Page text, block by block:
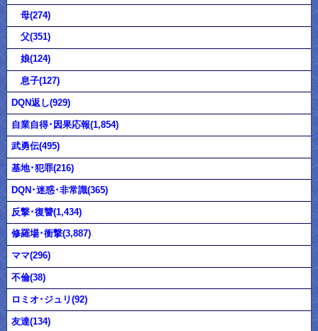
母(274)
父(351)
娘(124)
息子(127)
DQN返し(929)
自業自得･因果応報(1,854)
武勇伝(495)
基地･犯罪(216)
DQN･迷惑･非常識(365)
反撃･復讐(1,434)
修羅場･衝撃(3,887)
ママ(296)
不倫(38)
ロミオ･ジュリ(92)
友達(134)